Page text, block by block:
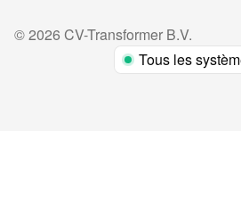
©2026 CV-Transformer B.V.
Tous les